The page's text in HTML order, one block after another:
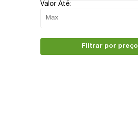
Valor Até:
Filtrar por preço